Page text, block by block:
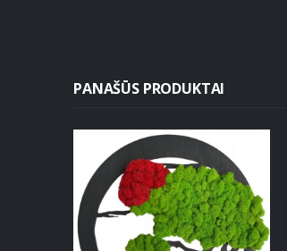
PANAŠŪS PRODUKTAI